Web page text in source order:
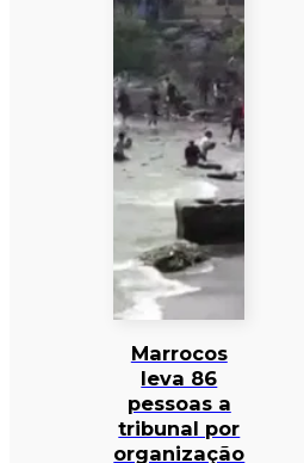
Marrocos
leva 86
pessoas a
tribunal por
organização